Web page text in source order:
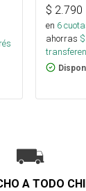
$ 2.790
en 6
ahorras $
A TODO